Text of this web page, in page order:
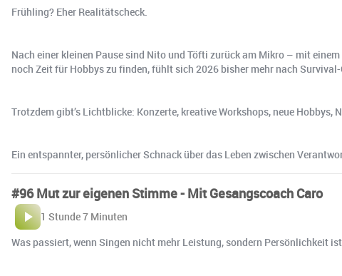
Frühling? Eher Realitätscheck.
Nach einer kleinen Pause sind Nito und Töfti zurück am Mikro – mit
noch Zeit für Hobbys zu finden, fühlt sich 2026 bisher mehr nach
Trotzdem gibt’s Lichtblicke: Konzerte, kreative Workshops, neue
Ein entspannter, persönlicher Schnack über das Leben zwischen
#96 Mut zur eigenen Stimme - Mit Gesangscoach Caro
1 Stunde 7 Minuten
Was passiert, wenn Singen nicht mehr Leistung, sondern Persönlichkeit